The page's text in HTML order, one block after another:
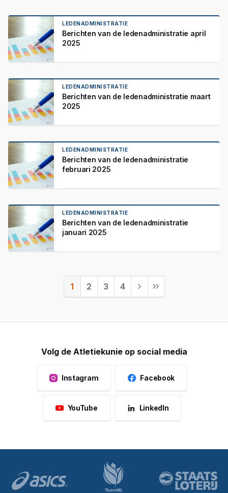
LEDENADMINISTRATIE
Berichten van de ledenadministratie april
2025
LEDENADMINISTRATIE
Berichten van de ledenadministratie maart
2025
LEDENADMINISTRATIE
Berichten van de ledenadministratie
februari 2025
LEDENADMINISTRATIE
Berichten van de ledenadministratie
januari 2025
1 2 3 4
Volg de Atletiekunie op social media
Instagram Facebook
YouTube LinkedIn